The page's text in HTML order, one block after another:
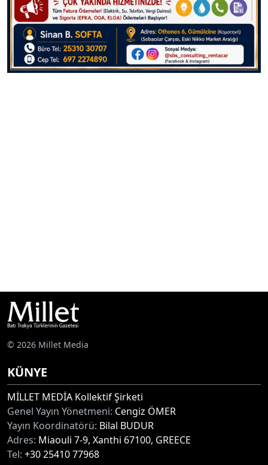
© 2026 Millet Media
KÜNYE
MİLLET MEDİA Kollektif Şirketi
Genel Yayın Yönetmeni: Cengiz ÖMER
Yayın Koordinatörü: Bilal BUDUR
Adres: Miaouli 7-9, Xanthi 67100, GREECE
Tel: +30 25410 77968